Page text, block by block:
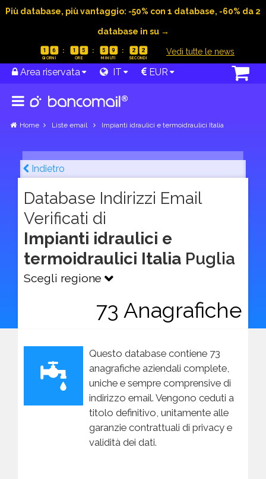
Più database, più vantaggio: -50% con 1 database, -60% da 2
database in su →
1 6 1 5 5 9 2 1 Vedi tutte le news
Area riservata IT EUR
Home Liste email Impianti idraulici e termoidraulici Italia
Indietro
Database Indirizzi Email
Verificati di
Impianti idraulici e
termoidraulici Italia Puglia
Scegli regione
73 Anagrafiche
Questo database contiene 73
anagrafiche aziendali complete,
uniche e sempre comprensive di
indirizzo email. Vengono ceduti a
titolo definitivo, unitamente alle
garanzie contrattuali di privacy e
validità dei dati.